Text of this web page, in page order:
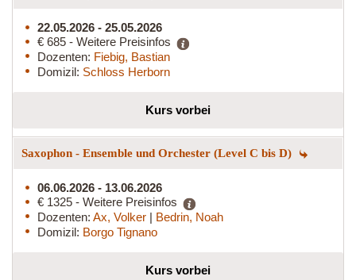
22.05.2026 - 25.05.2026
€ 685 - Weitere Preisinfos
Dozenten: Fiebig, Bastian
Domizil: Schloss Herborn
Kurs vorbei
Saxophon - Ensemble und Orchester (Level C bis D)
06.06.2026 - 13.06.2026
€ 1325 - Weitere Preisinfos
Dozenten: Ax, Volker | Bedrin, Noah
Domizil: Borgo Tignano
Kurs vorbei